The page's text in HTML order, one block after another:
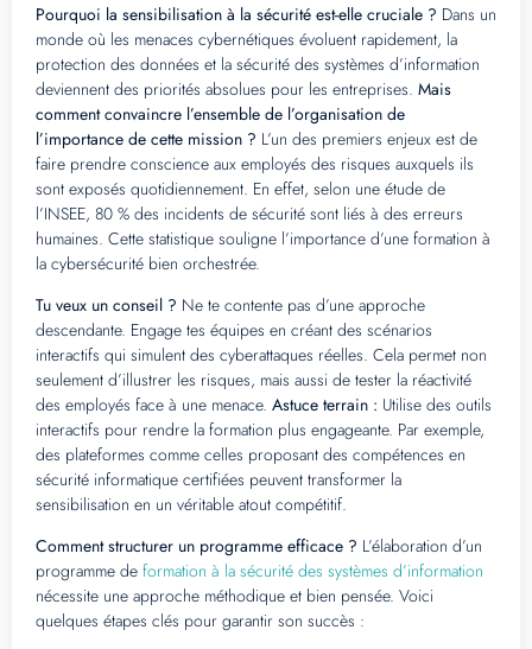
Pourquoi la sensibilisation à la sécurité est-elle cruciale ? Dans un
monde où les menaces cybernétiques évoluent rapidement, la
protection des données et la sécurité des systèmes d’information
deviennent des priorités absolues pour les entreprises. Mais
comment convaincre l’ensemble de l’organisation de
l’importance de cette mission ? L’un des premiers enjeux est de
faire prendre conscience aux employés des risques auxquels ils
sont exposés quotidiennement. En effet, selon une étude de
l’INSEE, 80 % des incidents de sécurité sont liés à des erreurs
humaines. Cette statistique souligne l’importance d’une formation à
la cybersécurité bien orchestrée.
Tu veux un conseil ? Ne te contente pas d’une approche
descendante. Engage tes équipes en créant des scénarios
interactifs qui simulent des cyberattaques réelles. Cela permet non
seulement d’illustrer les risques, mais aussi de tester la réactivité
des employés face à une menace. Astuce terrain : Utilise des outils
interactifs pour rendre la formation plus engageante. Par exemple,
des plateformes comme celles proposant des compétences en
sécurité informatique certifiées peuvent transformer la
sensibilisation en un véritable atout compétitif.
Comment structurer un programme efficace ? L’élaboration d’un
programme de formation à la sécurité des systèmes d’information
nécessite une approche méthodique et bien pensée. Voici
quelques étapes clés pour garantir son succès :